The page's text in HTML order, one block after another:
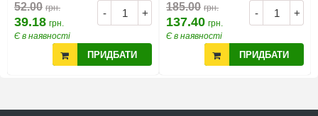
- +
52.00 грн.
39.18 грн.
Є в наявності
ПРИДБАТИ
- +
185.00 грн.
137.40 грн.
Є в наявності
ПРИДБАТИ